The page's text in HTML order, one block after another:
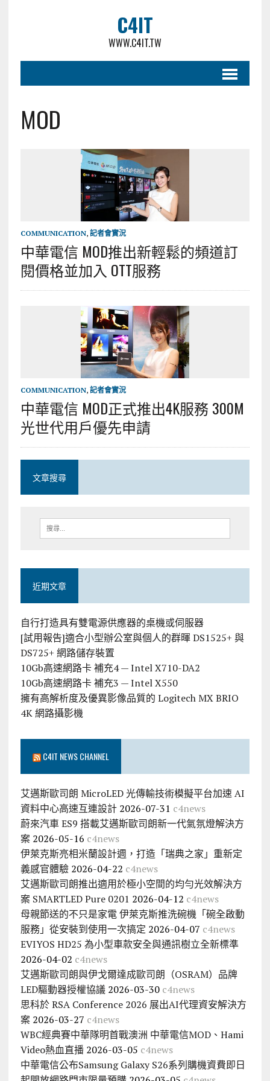
C4IT
WWW.C4IT.TW
MOD
COMMUNICATION, 記者會實況
中華電信 MOD推出新輕鬆的頻道訂
閱價格並加入 OTT服務
COMMUNICATION, 記者會實況
中華電信 MOD正式推出4K服務 300M
光世代用戶優先申請
文章搜尋
近期文章
自行打造具有雙電源供應器的桌機或伺服器
[試用報告]適合小型辦公室與個人的群暉 DS1525+ 與
DS725+ 網路儲存裝置
10Gb高速網路卡 補充4 — Intel X710-DA2
10Gb高速網路卡 補充3 — Intel X550
擁有高解析度及優異影像品質的 Logitech MX BRIO
4K 網路攝影機
C4IT NEWS CHANNEL
艾邁斯歐司朗 MicroLED 光傳輸技術模擬平台加速 AI
資料中心高速互連設計 2026-07-31 c4news
蔚來汽車 ES9 搭載艾邁斯歐司朗新一代氣氛燈解決方
案 2026-05-16 c4news
伊萊克斯亮相米蘭設計週，打造「瑞典之家」重新定
義感官體驗 2026-04-22 c4news
艾邁斯歐司朗推出適用於極小空間的均勻光效解決方
案 SMARTLED Pure 0201 2026-04-12 c4news
母親節送的不只是家電 伊萊克斯推洗碗機「碗全啟動
服務」從安裝到使用一次搞定 2026-04-07 c4news
EVIYOS HD25 為小型車款安全與通訊樹立全新標準
2026-04-02 c4news
艾邁斯歐司朗與伊戈爾達成歐司朗（OSRAM）品牌
LED驅動器授權協議 2026-03-30 c4news
思科於 RSA Conference 2026 展出AI代理資安解決方
案 2026-03-27 c4news
WBC經典賽中華隊明首戰澳洲 中華電信MOD、Hami
Video熱血直播 2026-03-05 c4news
中華電信公布Samsung Galaxy S26系列購機資費即日